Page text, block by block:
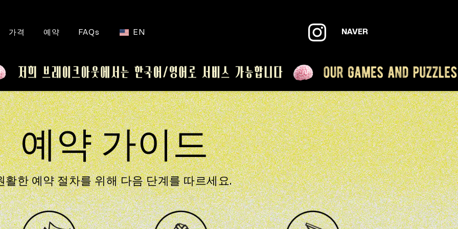
가격 예약 FAQs EN NAVER
예약 가이드
활한 예약 절차를 위해 다음 단계를 따르세요.